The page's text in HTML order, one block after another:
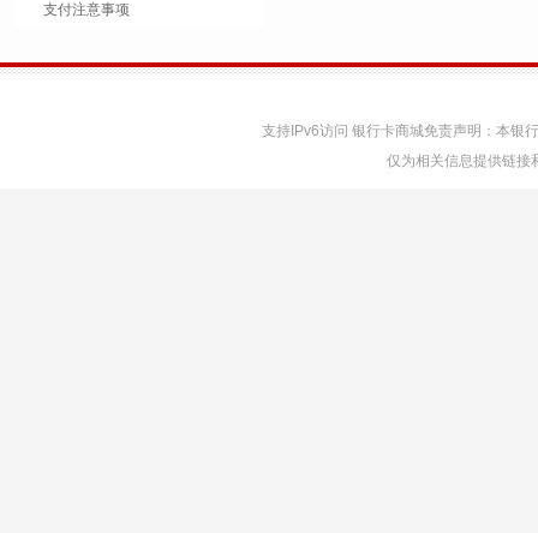
支付注意事项
支持IPv6访问 银行卡商城免责声明：本银
仅为相关信息提供链接